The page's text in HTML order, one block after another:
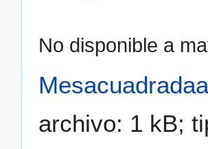
No disponible a
archivo: 1 kB;